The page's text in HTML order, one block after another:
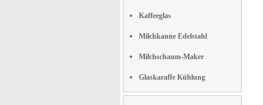
Kaffeeglas
Milchkanne Edelstahl
Milchschaum-Maker
Glaskaraffe Kühlung